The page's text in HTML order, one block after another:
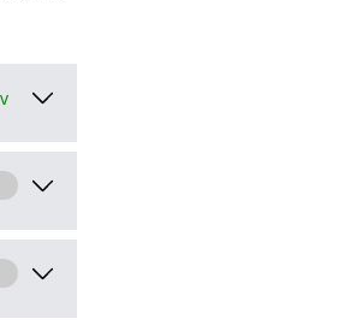
aktivieren" stimme ich den